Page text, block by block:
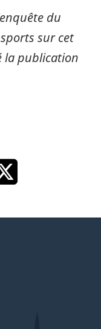
du
sur cet
la publication